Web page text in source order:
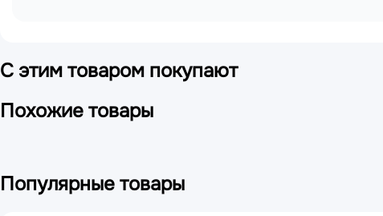
С этим товаром покупают
Похожие товары
Популярные товары